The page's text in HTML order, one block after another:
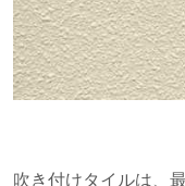
吹き付けタイルは、